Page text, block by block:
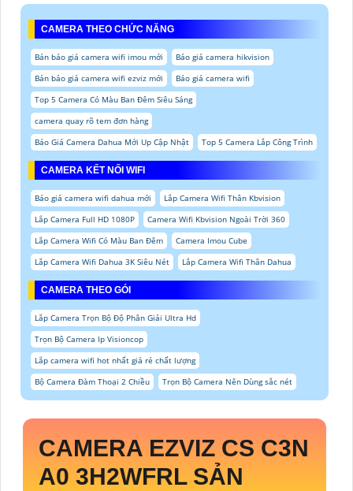
CAMERA THEO CHỨC NĂNG
Bản báo giá camera wifi imou mới
Báo giá camera hikvision
Bản báo giá camera wifi ezviz mới
Báo giá camera wifi
Top 5 Camera Có Màu Ban Đêm Siêu Sáng
camera quay rõ tem đơn hàng
Báo Giá Camera Dahua Mới Up Cập Nhật
Top 5 Camera Lắp Công Trình
CAMERA KẾT NỐI WIFI
Báo giá camera wifi dahua mới
Lắp Camera Wifi Thân Kbvision
Lắp Camera Full HD 1080P
Camera Wifi Kbvision Ngoài Trời 360
Lắp Camera Wifi Có Màu Ban Đêm
Camera Imou Cube
Lắp Camera Wifi Dahua 3K Siêu Nét
Lắp Camera Wifi Thân Dahua
CAMERA THEO GÓI
Lắp Camera Trọn Bộ Độ Phân Giải Ultra Hd
Trọn Bộ Camera Ip Visioncop
Lắp camera wifi hot nhất giá rẻ chất lượng
Bộ Camera Đàm Thoại 2 Chiều
Trọn Bộ Camera Nên Dùng sắc nét
CAMERA EZVIZ CS C3N
A0 3H2WFRL SẢN